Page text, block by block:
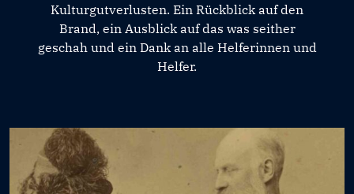
Kulturgutverlusten. Ein Rückblick auf den
Brand, ein Ausblick auf das was seither
geschah und ein Dank an alle Helferinnen und
Helfer.